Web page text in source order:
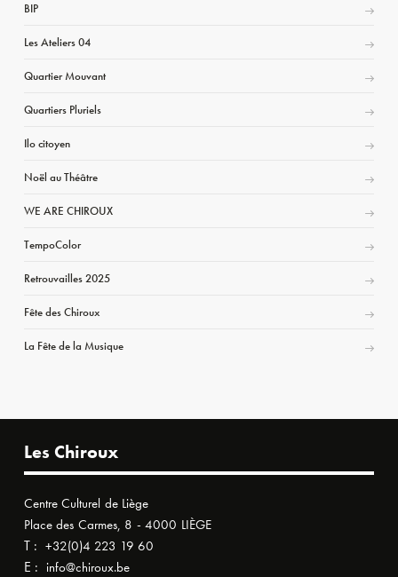
BIP
Les Ateliers 04
Quartier Mouvant
Quartiers Pluriels
Ilo citoyen
Noël au Théâtre
WE ARE CHIROUX
TempoColor
Retrouvailles 2025
Fête des Chiroux
La Fête de la Musique
Les Chiroux
Centre Culturel de Liège
Place des Carmes, 8 - 4000 LIÈGE
T : +32(0)4 223 19 60
E : info@chiroux.be